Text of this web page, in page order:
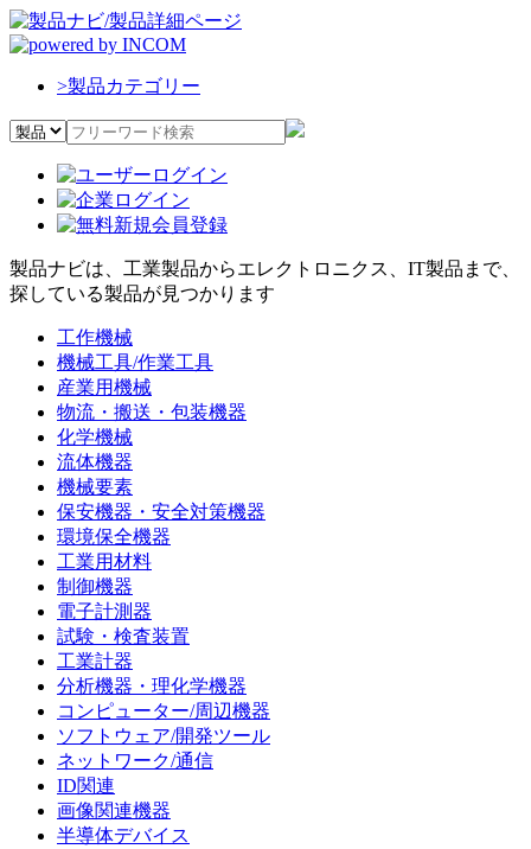
>製品カテゴリー
製品ナビは、工業製品からエレクトロニクス、IT製品まで、
探している製品が見つかります
工作機械
機械工具/作業工具
産業用機械
物流・搬送・包装機器
化学機械
流体機器
機械要素
保安機器・安全対策機器
環境保全機器
工業用材料
制御機器
電子計測器
試験・検査装置
工業計器
分析機器・理化学機器
コンピューター/周辺機器
ソフトウェア/開発ツール
ネットワーク/通信
ID関連
画像関連機器
半導体デバイス